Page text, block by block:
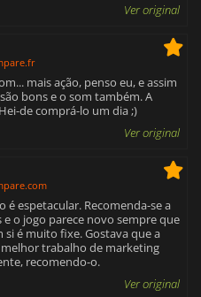
Ver original
mais ação, penso eu, e assim
bons e o som também. A
de comprá-lo um dia ;)
Ver original
é espetacular. Recomenda-se a
e o jogo parece novo sempre que
si é muito fixe. Gostava que a
trabalho de marketing
recomendo-o.
Ver original